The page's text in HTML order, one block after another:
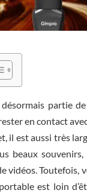
partie
en contact
il est aussi très
beaux
vidéos. Toutefois,
est loin